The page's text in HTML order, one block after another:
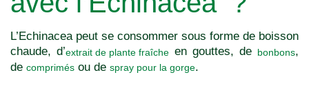
L’Echinacea peut se consommer sous forme de boisson
chaude, d’extrait de plante fraîche en gouttes, de bonbons,
de comprimés ou de spray pour la gorge.